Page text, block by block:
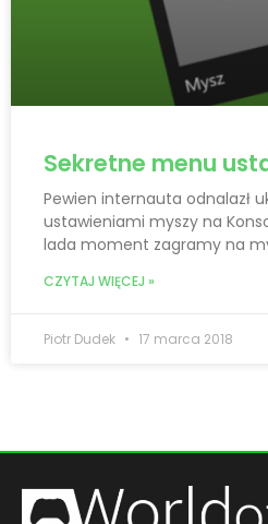
Sekretne menu
Pewien internauta odnalazł
ustawieniami myszy na
lada moment zagramy na
CZYTAJ WIĘCEJ »
Piotr Dudek 17 marca 2018